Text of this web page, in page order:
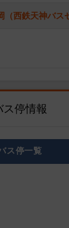
西鉄天神バス
ス停情報
ス停一覧